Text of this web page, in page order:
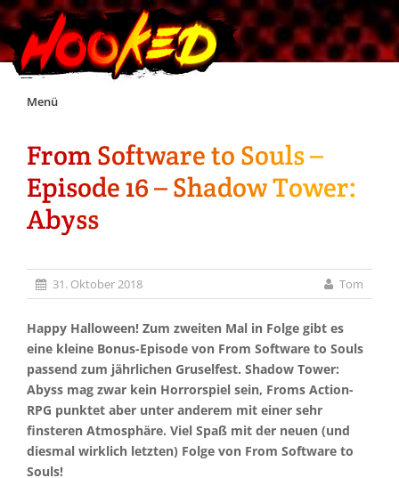
Skip
Menü
Unterstützt Hooked!
Exklusiv für Supporter*innen
From Software to Souls –
Episode 16 – Shadow Tower:
Abyss
31. Oktober 2018 Tom
Happy Halloween! Zum zweiten Mal in Folge gibt es
eine kleine Bonus-Episode von From Software to Souls
passend zum jährlichen Gruselfest. Shadow Tower:
Abyss mag zwar kein Horrorspiel sein, Froms Action-
RPG punktet aber unter anderem mit einer sehr
finsteren Atmosphäre. Viel Spaß mit der neuen (und
diesmal wirklich letzten) Folge von From Software to
Souls!